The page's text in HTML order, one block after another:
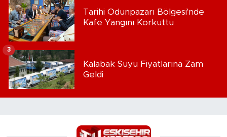
Tarihi Odunpazarı Bölgesi'nde
Kafe Yangını Korkuttu
Kalabak Suyu Fiyatlarına Zam
Geldi
3